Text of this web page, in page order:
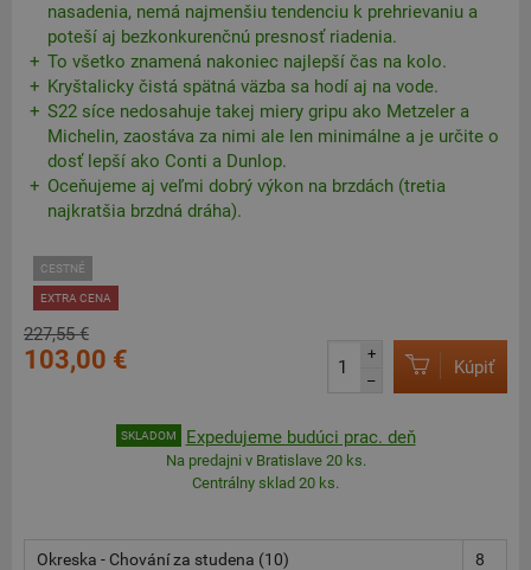
nasadenia, nemá najmenšiu tendenciu k prehrievaniu a
poteší aj bezkonkurenčnú presnosť riadenia.
To všetko znamená nakoniec najlepší čas na kolo.
Kryštalicky čistá spätná väzba sa hodí aj na vode.
S22 síce nedosahuje takej miery gripu ako Metzeler a
Michelin, zaostáva za nimi ale len minimálne a je určite o
dosť lepší ako Conti a Dunlop.
Oceňujeme aj veľmi dobrý výkon na brzdách (tretia
najkratšia brzdná dráha).
CESTNÉ
EXTRA CENA
227,55 €
103,00 €
+
–
Kúpiť
SKLADOM Expedujeme budúci prac. deň
Na predajni v Bratislave 20 ks.
Centrálny sklad 20 ks.
Okreska - Chování za studena (10) 8